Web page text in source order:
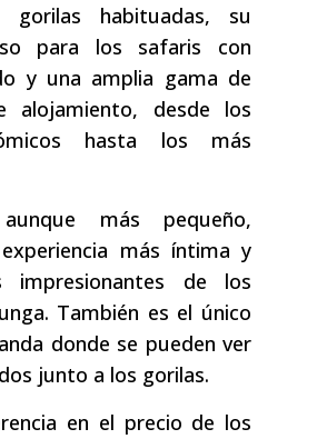
gorilas habituadas, su
para los safaris con
y una amplia gama de
alojamiento, desde los
hasta los más
aunque más pequeño,
más íntima y
impresionantes de los
También es el único
donde se pueden ver
junto a los gorilas.
en el precio de los